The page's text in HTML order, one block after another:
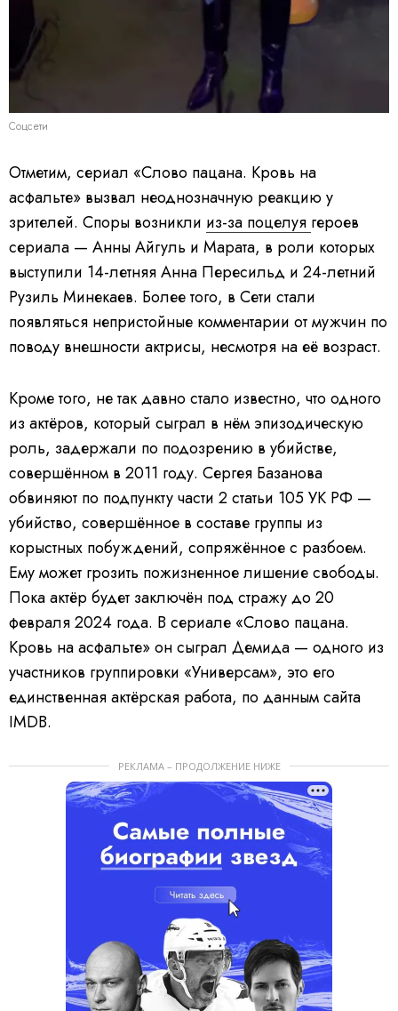
Соцсети
Отметим, сериал «Слово пацана. Кровь на
асфальте» вызвал неоднозначную реакцию у
зрителей. Споры возникли из-за поцелуя героев
сериала — Анны Айгуль и Марата, в роли которых
выступили 14-летняя Анна Пересильд и 24-летний
Рузиль Минекаев. Более того, в Сети стали
появляться непристойные комментарии от мужчин по
поводу внешности актрисы, несмотря на её возраст.
Кроме того, не так давно стало известно, что одного
из актёров, который сыграл в нём эпизодическую
роль, задержали по подозрению в убийстве,
совершённом в 2011 году. Сергея Базанова
обвиняют по подпункту части 2 статьи 105 УК РФ —
убийство, совершённое в составе группы из
корыстных побуждений, сопряжённое с разбоем.
Ему может грозить пожизненное лишение свободы.
Пока актёр будет заключён под стражу до 20
февраля 2024 года. В сериале «Слово пацана.
Кровь на асфальте» он сыграл Демида — одного из
участников группировки «Универсам», это его
единственная актёрская работа, по данным сайта
IMDB.
РЕКЛАМА – ПРОДОЛЖЕНИЕ НИЖЕ